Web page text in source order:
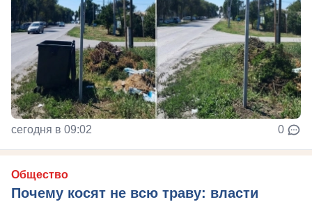
сегодня в 09:02 0
Общество
Почему косят не всю траву: власти